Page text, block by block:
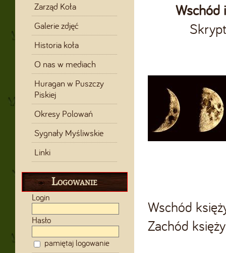
Zarząd Koła
Galerie zdjęć
Historia koła
O nas w mediach
Huragan w Puszczy
Piskiej
Okresy Polowań
Sygnały Myśliwskie
Linki
Logowanie
Login
Hasło
pamiętaj logowanie
Wschód
Wschód
Zachód